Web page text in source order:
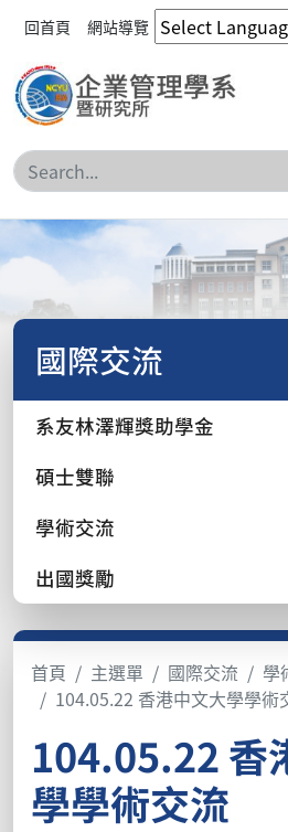
回首頁 網站導覽
國際交流
系友林澤輝獎助學金
碩士雙聯
學術交流
出國獎勵
首頁 主選單 國際交流
學
104.05.22 香港中文大學學術
104.05.22 香
學學術交流